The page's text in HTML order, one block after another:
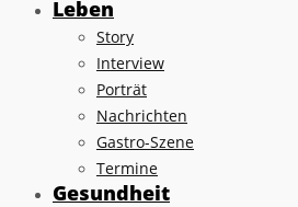
Leben
Story
Interview
Porträt
Nachrichten
Gastro-Szene
Termine
Gesundheit